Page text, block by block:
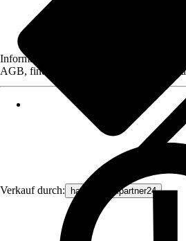
Verkauf durch: haustechnikpartner24
Informationen des Verkäufers, wie z. B.
AGB, finden Sie bei Klick auf den